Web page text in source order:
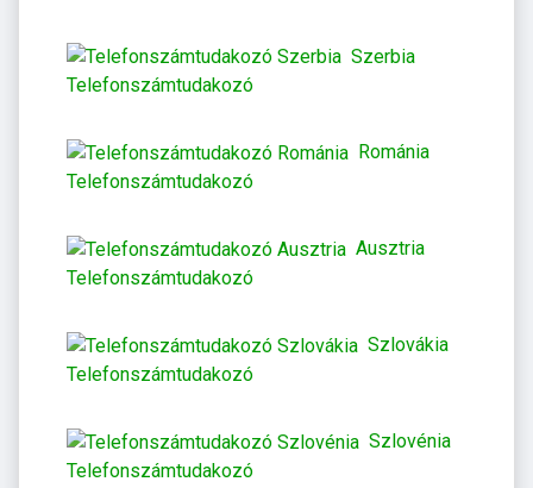
Szerbia
Telefonszámtudakozó
Románia
Telefonszámtudakozó
Ausztria
Telefonszámtudakozó
Szlovákia
Telefonszámtudakozó
Szlovénia
Telefonszámtudakozó